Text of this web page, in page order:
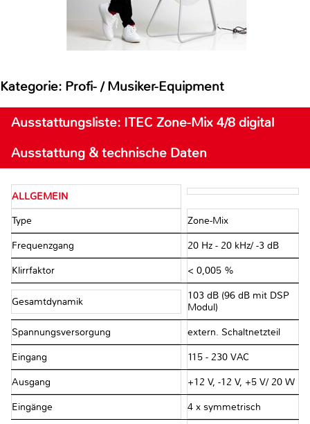
Kategorie: Profi- / Musiker-Equipment
Ausstattungsliste: ITEC Zone-Mix 4/8 digital
Ausstattung & technische Daten
ALLGEMEIN
Type Zone-Mix
Frequenzgang 20 Hz - 20 kHz/ -3 dB
Klirrfaktor < 0,005 %
Gesamtdynamik
103 dB (96 dB mit DSP
Modul)
Spannungsversorgung extern. Schaltnetzteil
Eingang 115 - 230 VAC
Ausgang +12 V, -12 V, +5 V/ 20 W
Eingänge 4 x symmetrisch